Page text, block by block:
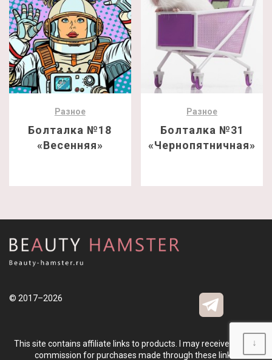
Разное
Болталка №18
«Весенняя»
Разное
Болталка №31
«Чернопятничная»
© 2017–2026
This site contains affiliate links to products. I may receive a small
commission for purchases made through these links.
↓